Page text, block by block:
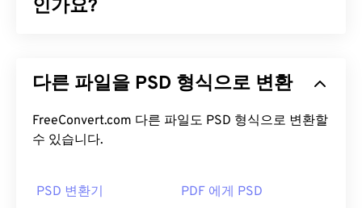
식을 사용할 때의 주요 장점이자 이점입니다.
Microsoft Windows(Windows)와 macOS에서 RWL을
여는 기본 프로그램은
Adobe Photoshop Lightroom
입니다. Windows에서는 SRW를 여는 추가 프로그램
으로Microsoft Camera Codec Pack
에서는darktable을
사용해 보세요.
인가요?
PSD는 이미지와 그에 상응하는 레이어,벡터 패스 ,
니다! PSD를 사용하면 파일 정보를 접근 가능한 형식
으로 유지하면서 이미지나 그래픽 디자인의 개별 구
니다.
다른 파일을 PSD 형식으로 변환
FreeConvert.com 다른 파일도 PSD 형식으로 변환할
수 있습니다.
PSD 변환기 PDF 에게 PSD